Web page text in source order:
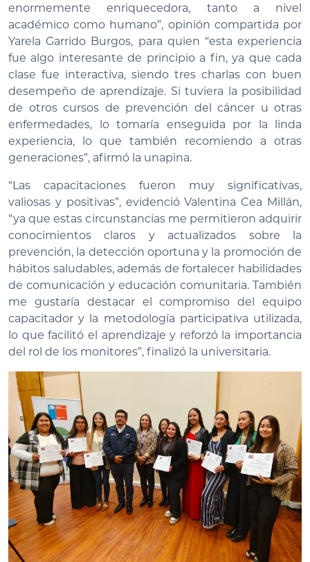
enormemente enriquecedora, tanto a nivel
académico como humano”, opinión compartida por
Yarela Garrido Burgos, para quien “esta experiencia
fue algo interesante de principio a fin, ya que cada
clase fue interactiva, siendo tres charlas con buen
desempeño de aprendizaje. Si tuviera la posibilidad
de otros cursos de prevención del cáncer u otras
enfermedades, lo tomaría enseguida por la linda
experiencia, lo que también recomiendo a otras
generaciones”, afirmó la unapina.
“Las capacitaciones fueron muy significativas,
valiosas y positivas”, evidenció Valentina Cea Millán,
“ya que estas circunstancias me permitieron adquirir
conocimientos claros y actualizados sobre la
prevención, la detección oportuna y la promoción de
hábitos saludables, además de fortalecer habilidades
de comunicación y educación comunitaria. También
me gustaría destacar el compromiso del equipo
capacitador y la metodología participativa utilizada,
lo que facilitó el aprendizaje y reforzó la importancia
del rol de los monitores”, finalizó la universitaria.